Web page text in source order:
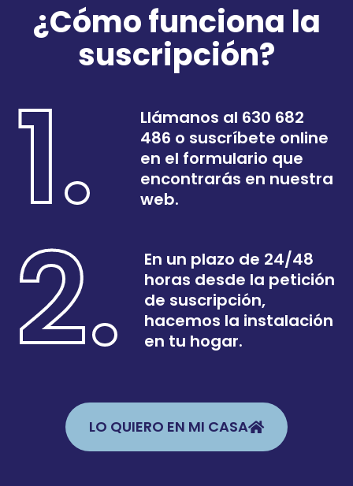
¿Cómo funciona la
suscripción?
1.
Llámanos al 630 682
486 o suscríbete online
en el formulario que
encontrarás en nuestra
web.
2.
En un plazo de 24/48
horas desde la petición
de suscripción,
hacemos la instalación
en tu hogar.
LO QUIERO EN MI CASA